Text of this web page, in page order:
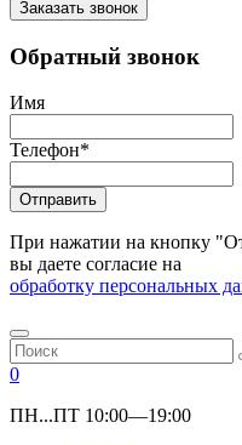
Заказать звонок
Обратный звонок
Имя
Телефон*
Отправить
При нажатии на кнопку
вы даете согласие на
обработку персональных
0
ПН...ПТ 10:00—19:00